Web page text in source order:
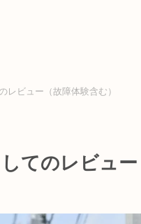
レビュー（故障体験含む）
てのレビュ